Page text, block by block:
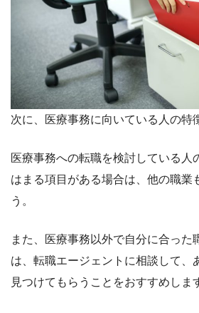
次に、医療事務に向いている人の特
医療事務への転職を検討している人
はまる項目がある場合は、他の職業
う。
また、医療事務以外で自分に合った
は、転職エージェントに相談して、
見つけてもらうことをおすすめしま